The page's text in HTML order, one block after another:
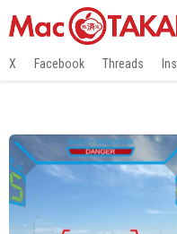
X Facebook Threads